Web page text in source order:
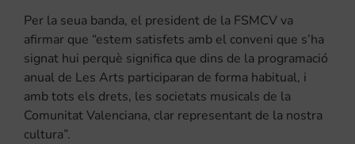
Per la seua banda, el president de la FSMCV va
afirmar que “estem satisfets amb el conveni que s’ha
signat hui perquè significa que dins de la programació
anual de Les Arts participaran de forma habitual, i
amb tots els drets, les societats musicals de la
Comunitat Valenciana, clar representant de la nostra
cultura”.